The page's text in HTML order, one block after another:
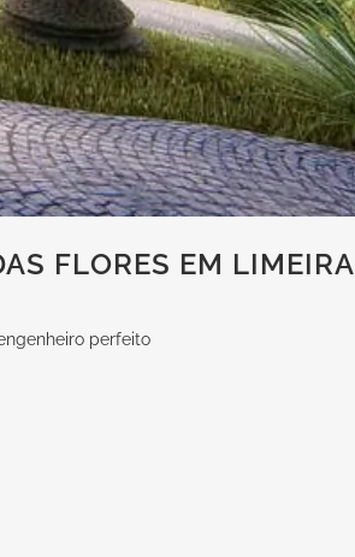
FLORES EM LIMEIRA
perfeito